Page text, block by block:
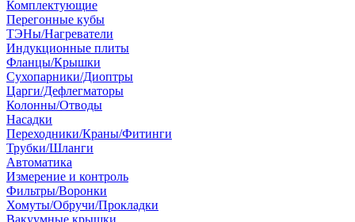
Комплектующие
Перегонные кубы
ТЭНы/Нагреватели
Индукционные плиты
Фланцы/Крышки
Сухопарники/Диоптры
Царги/Дефлегматоры
Колонны/Отводы
Насадки
Переходники/Краны/Фитинги
Трубки/Шланги
Автоматика
Измерение и контроль
Фильтры/Воронки
Хомуты/Обручи/Прокладки
Вакуумные крышки